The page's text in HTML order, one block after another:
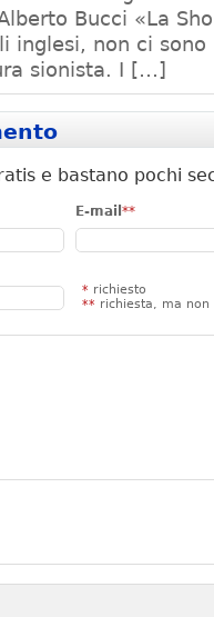
Bucci «La
inglesi, non ci
sionista. I […]
e bastano pochi
E-mail **
* richiesto
** richiesta, ma non